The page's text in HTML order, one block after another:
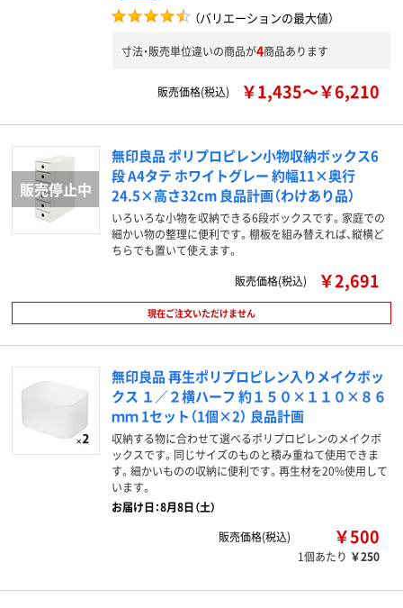
（バリエーションの最大値）
寸法・販売単位違いの商品が4商品あります
販売価格(税込) ￥1,435～￥6,210
無印良品 ポリプロピレン小物収納ボックス6
段 A4タテ ホワイトグレー 約幅11×奥行
24.5×高さ32cm 良品計画（わけあり品）
いろいろな小物を収納できる6段ボックスです。家庭での
細かい物の整理に便利です。棚板を組み替えれば、縦横ど
ちらでも置いて使えます。
販売価格(税込)
￥2,691
現在ご注文いただけません
無印良品 再生ポリプロピレン入りメイクボッ
クス １／２横ハーフ 約１５０×１１０×８６
ｍｍ 1セット（1個×2） 良品計画
収納する物に合わせて選べるポリプロピレンのメイクボ
ックスです。同じサイズのものと積み重ねて使用できま
す。細かいものの収納に便利です。再生材を20%使用して
います。
お届け日：8月8日（土）
販売価格(税込)
￥500
1個あたり ￥250